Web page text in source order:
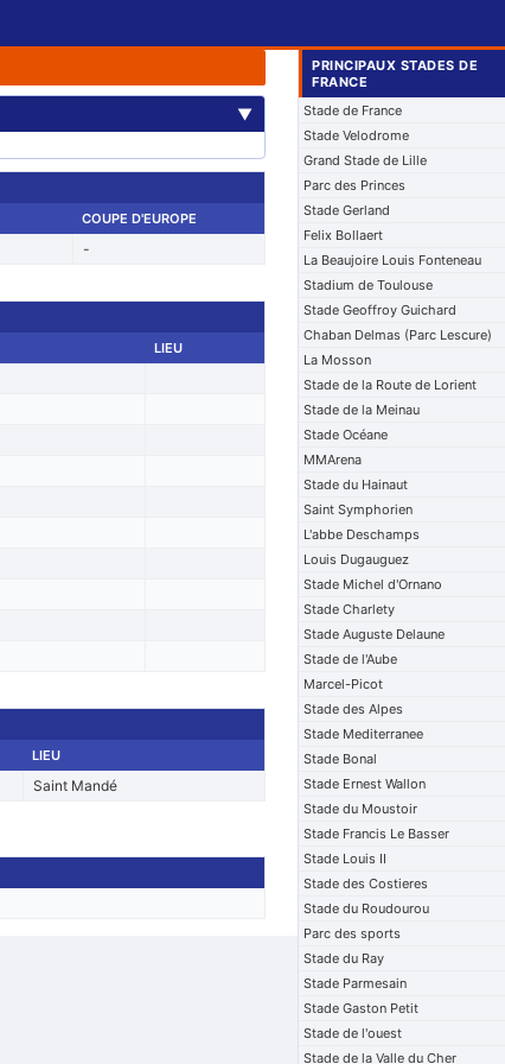
▼
COUPE D'EUROPE
-
LIEU
LIEU
Saint Mandé
PRINCIPAUX STADES DE
FRANCE
Stade de France
Stade Velodrome
Grand Stade de Lille
Parc des Princes
Stade Gerland
Felix Bollaert
La Beaujoire Louis Fonteneau
Stadium de Toulouse
Stade Geoffroy Guichard
Chaban Delmas (Parc Lescure)
La Mosson
Stade de la Route de Lorient
Stade de la Meinau
Stade Océane
MMArena
Stade du Hainaut
Saint Symphorien
L'abbe Deschamps
Louis Dugauguez
Stade Michel d'Ornano
Stade Charlety
Stade Auguste Delaune
Stade de l'Aube
Marcel-Picot
Stade des Alpes
Stade Mediterranee
Stade Bonal
Stade Ernest Wallon
Stade du Moustoir
Stade Francis Le Basser
Stade Louis II
Stade des Costieres
Stade du Roudourou
Parc des sports
Stade du Ray
Stade Parmesain
Stade Gaston Petit
Stade de l'ouest
Stade de la Valle du Cher